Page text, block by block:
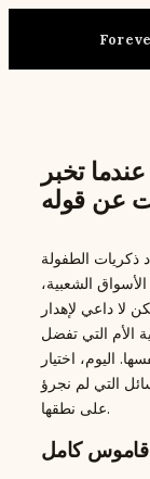
الأم في عيد الأم 2026: عندما تخبر
عن قوله
في 10 مايو 2026، تتجدد ذكريات الطفولة
الشعبية،
لا داعي لإهدار
الأم التي تفضل
اليوم، اختيار
التي لم نجرؤ
على نطقها.
قاموس كامل